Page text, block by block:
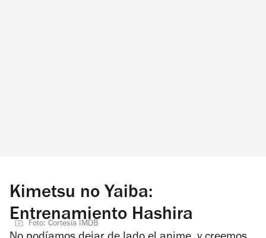
Kimetsu no Yaiba:
Entrenamiento Hashira
Foto: Cortesía IMDB